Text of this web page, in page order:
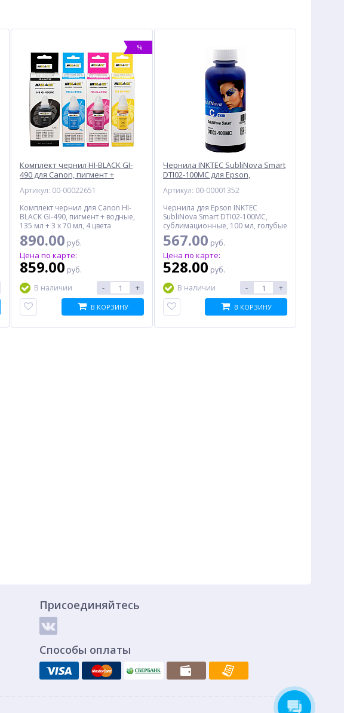
%
Комплект чернил HI-BLACK GI-
490 для Canon, пигмент +
Артикул: 00-00022651
Комплект чернил для Canon HI-
BLACK GI-490, пигмент + водные,
135 мл + 3 x 70 мл, 4 цвета
890.00 руб.
Цена по карте:
859.00 руб.
В наличии
- +
В КОРЗИНУ
Чернила INKTEC SubliNova Smart
DTI02-100MC для Epson,
голубой
Артикул: 00-00001352
Чернила для Epson INKTEC
SubliNova Smart DTI02-100MC,
сублимационные, 100 мл, голубые
567.00 руб.
Цена по карте:
528.00 руб.
В наличии
- +
В КОРЗИНУ
Присоединяйтесь
Способы оплаты